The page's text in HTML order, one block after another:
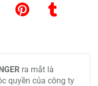
ra mắt là
quyền của công ty